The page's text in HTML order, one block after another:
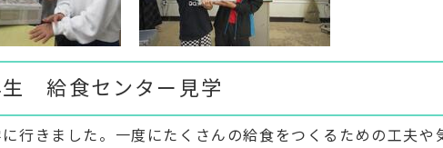
給食センター見学
行きました。一度にたくさんの給食をつくるための工夫や